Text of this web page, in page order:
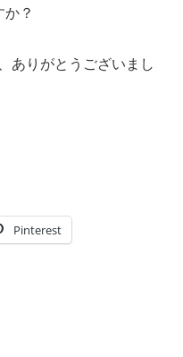
？
ありがとうございまし
Pinterest